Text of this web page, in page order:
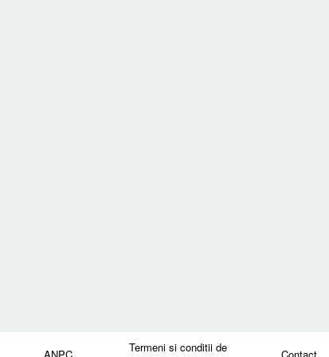
Termeni si conditii de